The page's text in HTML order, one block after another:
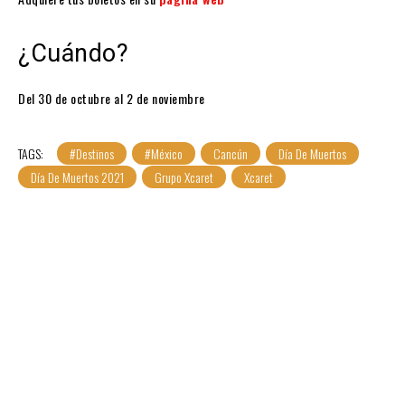
¿Cuándo?
Del 30 de octubre al 2 de noviembre
TAGS: #Destinos #México Cancún
Día De Muertos
Día De Muertos 2021
Grupo Xcaret Xcaret